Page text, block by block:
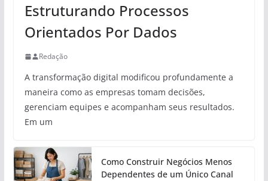
Estruturando Processos
Orientados Por Dados
Redação
A transformação digital modificou profundamente a
maneira como as empresas tomam decisões,
gerenciam equipes e acompanham seus resultados.
Em um
Como Construir Negócios Menos
Dependentes de um Único Canal